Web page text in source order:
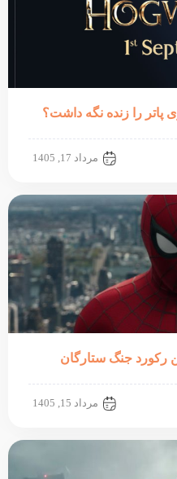
پاتر را زنده نگه داشت؟
مرداد 17, 1405
رکورد جنگ ستارگان
مرداد 15, 1405